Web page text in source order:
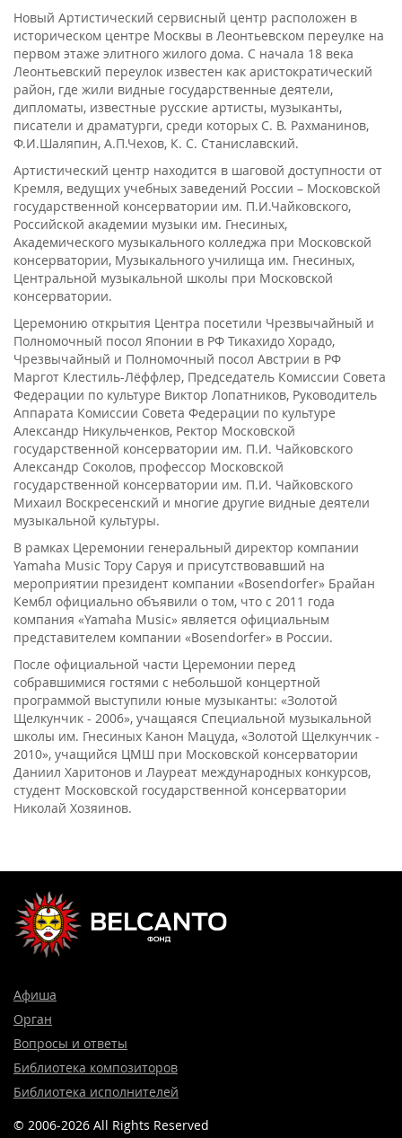
Новый Артистический сервисный центр расположен в
историческом центре Москвы в Леонтьевском переулке на
первом этаже элитного жилого дома. С начала 18 века
Леонтьевский переулок известен как аристократический
район, где жили видные государственные деятели,
дипломаты, известные русские артисты, музыканты,
писатели и драматурги, среди которых С. В. Рахманинов,
Ф.И.Шаляпин, А.П.Чехов, К. С. Станиславский.
Артистический центр находится в шаговой доступности от
Кремля, ведущих учебных заведений России – Московской
государственной консерватории им. П.И.Чайковского,
Российской академии музыки им. Гнесиных,
Академического музыкального колледжа при Московской
консерватории, Музыкального училища им. Гнесиных,
Центральной музыкальной школы при Московской
консерватории.
Церемонию открытия Центра посетили Чрезвычайный и
Полномочный посол Японии в РФ Тикахидо Хорадо,
Чрезвычайный и Полномочный посол Австрии в РФ
Маргот Клестиль-Лёффлер, Председатель Комиссии Совета
Федерации по культуре Виктор Лопатников, Руководитель
Аппарата Комиссии Совета Федерации по культуре
Александр Никульченков, Ректор Московской
государственной консерватории им. П.И. Чайковского
Александр Соколов, профессор Московской
государственной консерватории им. П.И. Чайковского
Михаил Воскресенский и многие другие видные деятели
музыкальной культуры.
В рамках Церемонии генеральный директор компании
Yamaha Music Тору Саруя и присутствовавший на
мероприятии президент компании «Bosendorfer» Брайан
Кембл официально объявили о том, что с 2011 года
компания «Yamaha Music» является официальным
представителем компании «Bosendorfer» в России.
После официальной части Церемонии перед
собравшимися гостями с небольшой концертной
программой выступили юные музыканты: «Золотой
Щелкунчик - 2006», учащаяся Специальной музыкальной
школы им. Гнесиных Канон Мацуда, «Золотой Щелкунчик -
2010», учащийся ЦМШ при Московской консерватории
Даниил Харитонов и Лауреат международных конкурсов,
студент Московской государственной консерватории
Николай Хозяинов.
Афиша
Орган
Вопросы и ответы
Библиотека композиторов
Библиотека исполнителей
© 2006-2026 All Rights Reserved